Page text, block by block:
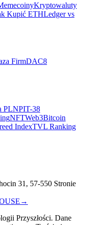
Kryptowaluty
Kupić ETHLedger vs
FirmDAC8
PLNPIT-38
NFTWeb3Bitcoin
IndexTVL Ranking
31, 57-550 Stronie
→
Przyszłości. Dane